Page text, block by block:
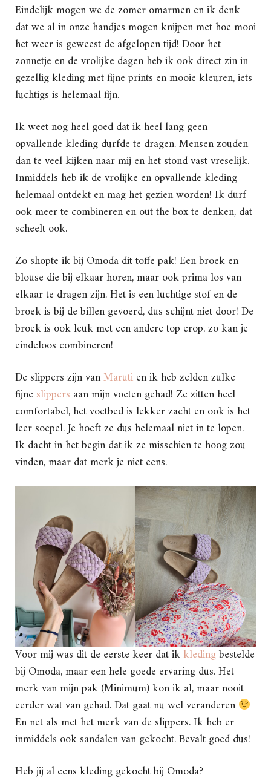
Eindelijk mogen we de zomer omarmen en ik denk
dat we al in onze handjes mogen knijpen met hoe mooi
het weer is geweest de afgelopen tijd! Door het
zonnetje en de vrolijke dagen heb ik ook direct zin in
gezellig kleding met fijne prints en mooie kleuren, iets
luchtigs is helemaal fijn.
Ik weet nog heel goed dat ik heel lang geen
opvallende kleding durfde te dragen. Mensen zouden
dan te veel kijken naar mij en het stond vast vreselijk.
Inmiddels heb ik de vrolijke en opvallende kleding
helemaal ontdekt en mag het gezien worden! Ik durf
ook meer te combineren en out the box te denken, dat
scheelt ook.
Zo shopte ik bij Omoda dit toffe pak! Een broek en
blouse die bij elkaar horen, maar ook prima los van
elkaar te dragen zijn. Het is een luchtige stof en de
broek is bij de billen gevoerd, dus schijnt niet door! De
broek is ook leuk met een andere top erop, zo kan je
eindeloos combineren!
De slippers zijn vanMarutien ik heb zelden zulke
fijne slippers aan mijn voeten gehad! Ze zitten heel
comfortabel, het voetbed is lekker zacht en ook is het
leer soepel. Je hoeft ze dus helemaal niet in te lopen.
Ik dacht in het begin dat ik ze misschien te hoog zou
vinden, maar dat merk je niet eens.
Voor mij was dit de eerste keer dat ikkledingbestelde
bij Omoda, maar een hele goede ervaring dus. Het
merk van mijn pak (Minimum) kon ik al, maar nooit
eerder wat van gehad. Dat gaat nu wel veranderen
En net als met het merk van de slippers. Ik heb er
inmiddels ook sandalen van gekocht. Bevalt goed dus!
Heb jij al eens kleding gekocht bij Omoda?